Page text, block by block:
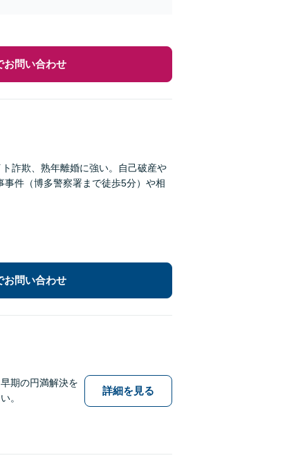
お問い合わせ
詐欺、熟年離婚に強い。自己破産や
件（博多警察署まで徒歩5分）や相
お問い合わせ
期の円満解決を
。
詳細を見る